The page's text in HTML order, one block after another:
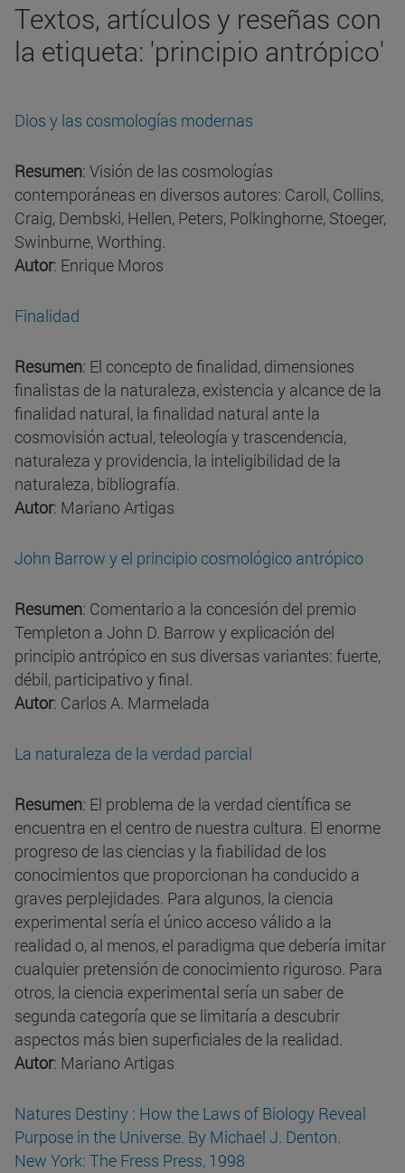
Textos, artículos y reseñas con
la etiqueta: 'principio antrópico'
Dios y las cosmologías modernas
Resumen: Visión de las cosmologías
contemporáneas en diversos autores: Caroll, Collins,
Craig, Dembski, Hellen, Peters, Polkinghorne, Stoeger,
Swinburne, Worthing.
Autor: Enrique Moros
Finalidad
Resumen: El concepto de finalidad, dimensiones
finalistas de la naturaleza, existencia y alcance de la
finalidad natural, la finalidad natural ante la
cosmovisión actual, teleología y trascendencia,
naturaleza y providencia, la inteligibilidad de la
naturaleza, bibliografía.
Autor: Mariano Artigas
John Barrow y el principio cosmológico antrópico
Resumen: Comentario a la concesión del premio
Templeton a John D. Barrow y explicación del
principio antrópico en sus diversas variantes: fuerte,
débil, participativo y final.
Autor: Carlos A. Marmelada
La naturaleza de la verdad parcial
Resumen: El problema de la verdad científica se
encuentra en el centro de nuestra cultura. El enorme
progreso de las ciencias y la fiabilidad de los
conocimientos que proporcionan ha conducido a
graves perplejidades. Para algunos, la ciencia
experimental sería el único acceso válido a la
realidad o, al menos, el paradigma que debería imitar
cualquier pretensión de conocimiento riguroso. Para
otros, la ciencia experimental sería un saber de
segunda categoría que se limitaría a descubrir
aspectos más bien superficiales de la realidad.
Autor: Mariano Artigas
Natures Destiny : How the Laws of Biology Reveal
Purpose in the Universe. By Michael J. Denton.
New York: The Fress Press, 1998